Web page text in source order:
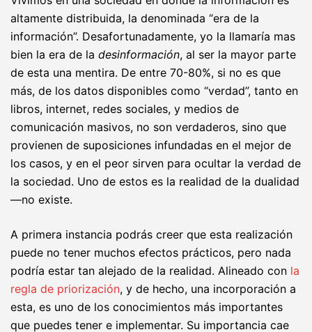
altamente distribuida, la denominada “era de la
información”. Desafortunadamente, yo la llamaría mas
bien la era de la desinformación, al ser la mayor parte
de esta una mentira. De entre 70-80%, si no es que
más, de los datos disponibles como “verdad”, tanto en
libros, internet, redes sociales, y medios de
comunicación masivos, no son verdaderos, sino que
provienen de suposiciones infundadas en el mejor de
los casos, y en el peor sirven para ocultar la verdad de
la sociedad. Uno de estos es la realidad de la dualidad
—no existe.
A primera instancia podrás creer que esta realización
puede no tener muchos efectos prácticos, pero nada
podría estar tan alejado de la realidad. Alineado con la
regla de priorización, y de hecho, una incorporación a
esta, es uno de los conocimientos más importantes
que puedes tener e implementar. Su importancia cae